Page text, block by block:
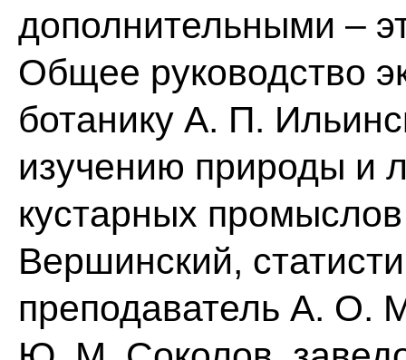
дополнительными –
Общее руководство
ботанику А. П.
изучению природы и
кустарных
Вершинский,
преподаватель А. О.